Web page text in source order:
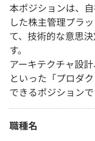
本ポジションは、
した株主管理プラ
て、技術的な意思
す。
アーキテクチャ設
といった「プロダ
できるポジションで
職種名